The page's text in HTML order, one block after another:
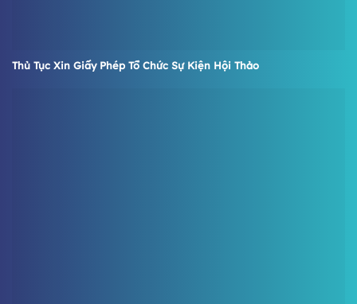
Thủ Tục Xin Giấy Phép Tổ Chức Sự Kiện Hội Thảo